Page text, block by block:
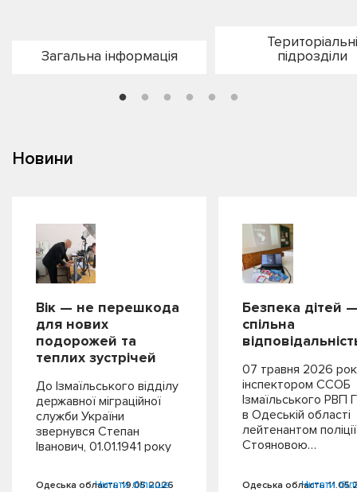
Загальна інформація
Територіальні
підрозділи
Новини
Вік — не перешкода
для нових
подорожей та
теплих зустрічей
До Ізмаїльського відділу
державної міграційної
служби України
звернувся Степан
Іванович, 01.01.1941 року
Одеська область 19.05.2026
Читати більше
Безпека дітей
спільна
07 травня 2026
інспектором ССОБ
Ізмаїльського РВП
в Одеській області
лейтенантом поліції
Стояновою…
Одеська область
Читати